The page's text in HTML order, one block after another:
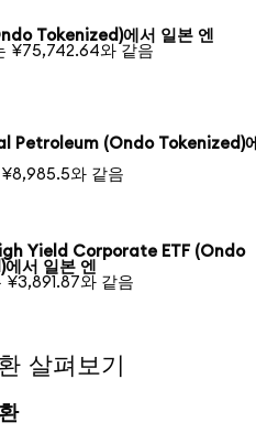
Tokenized)에서 일본 엔
¥75,742.64와 같음
Petroleum (Ondo Tokenized)에
¥8,985.5와 같음
Yield Corporate ETF (Ondo
서 일본 엔
¥3,891.87와 같음
살펴보기